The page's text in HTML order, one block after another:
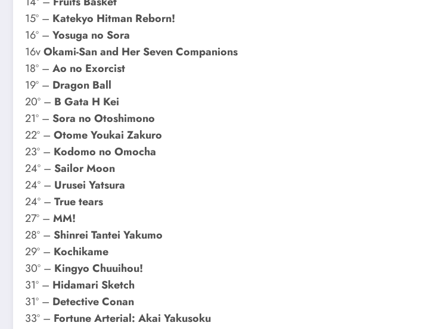
15º – Katekyo Hitman Reborn!
16º – Yosuga no Sora
16vOkami-San and Her Seven Companions
18º – Ao no Exorcist
19º – Dragon Ball
20º – B Gata H Kei
21º – Sora no Otoshimono
22º – Otome Youkai Zakuro
23º – Kodomo no Omocha
24º – Sailor Moon
24º – Urusei Yatsura
24º – True tears
27º – MM!
28º – Shinrei Tantei Yakumo
29º – Kochikame
30º – Kingyo Chuuihou!
31º – Hidamari Sketch
31º – Detective Conan
33º – Fortune Arterial: Akai Yakusoku